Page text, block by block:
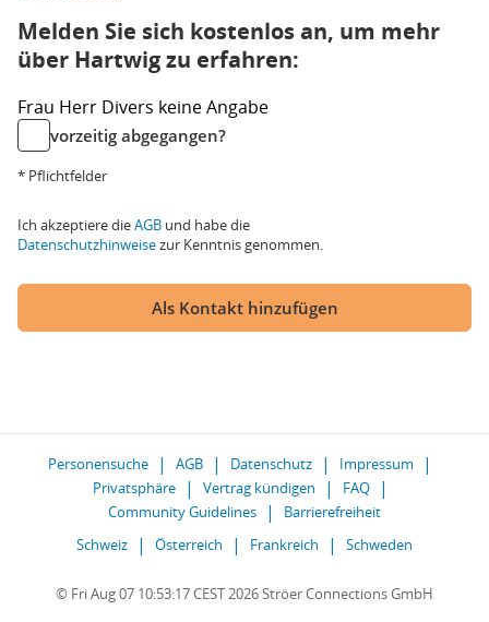
Melden Sie sich kostenlos an, um mehr
über Hartwig zu erfahren:
Frau Herr Divers keine Angabe
vorzeitig abgegangen?
* Pflichtfelder
Ich akzeptiere dieAGB und habe die
Datenschutzhinweisezur Kenntnis genommen.
Als Kontakt hinzufügen
Personensuche AGB Datenschutz
Impressum
Privatsphäre
Vertrag kündigen
FAQ
Community Guidelines
Barrierefreiheit
Schweiz
Österreich Frankreich Schweden
© Fri Aug 07 10:53:17 CEST 2026 Ströer Connections GmbH